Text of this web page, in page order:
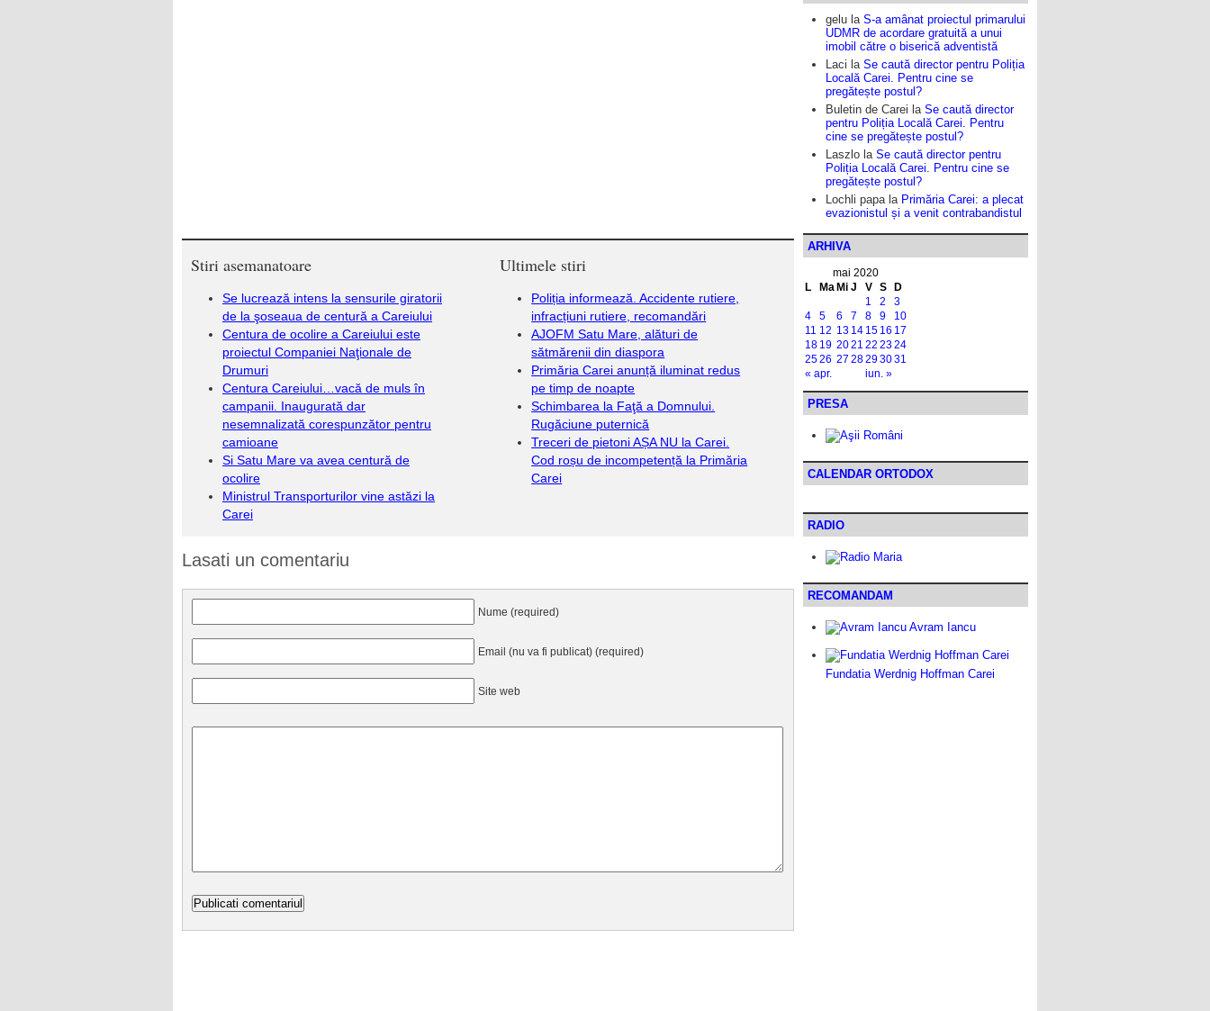
Stiri asemanatoare
Se lucrează intens la sensurile giratorii
de la şoseaua de centură a Careiului
Centura de ocolire a Careiului este
proiectul Companiei Naţionale de
Drumuri
Centura Careiului…vacă de muls în
campanii. Inaugurată dar
nesemnalizată corespunzător pentru
camioane
Si Satu Mare va avea centură de
ocolire
Ministrul Transporturilor vine astăzi la
Carei
Ultimele stiri
Poliția informează. Accidente rutiere,
infracțiuni rutiere, recomandări
AJOFM Satu Mare, alături de
sătmărenii din diaspora
Primăria Carei anunță iluminat redus
pe timp de noapte
Schimbarea la Faţă a Domnului.
Rugăciune puternică
Treceri de pietoni AȘA NU la Carei.
Cod roșu de incompetență la Primăria
Carei
Lasati un comentariu
Nume (required)
Email (nu va fi publicat) (required)
Site web
gelu la S-a amânat proiectul primarului
UDMR de acordare gratuită a unui
imobil către o biserică adventistă
Laci la Se caută director pentru Poliția
Locală Carei. Pentru cine se
pregătește postul?
Buletin de Carei la Se caută director
pentru Poliția Locală Carei. Pentru
cine se pregătește postul?
Laszlo la Se caută director pentru
Poliția Locală Carei. Pentru cine se
pregătește postul?
Lochli papala Primăria Carei: a plecat
evazionistul și a venit contrabandistul
ARHIVA
mai 2020
L
Ma Mi J V S D
« apr. iun. »
1 2
3
4
5 6 7 8 9
10
11 12 13 14 15 16 17
18 19 2021 22 2324
2526 27 28293031
PRESA
CALENDAR ORTODOX
RADIO
RECOMANDAM
Avram Iancu
Fundatia Werdnig Hoffman Carei